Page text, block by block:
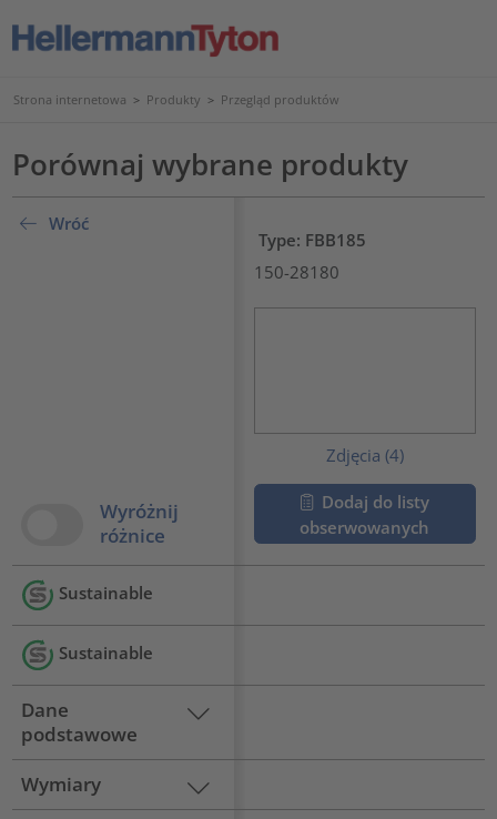
Strona internetowa > Produkty > Przegląd produktów
Porównaj wybrane produkty
Wróć
Wyróżnij
różnice
Type: FBB185
150-28180
Zdjęcia (4)
Dodaj do listy
obserwowanych
Sustainable
Sustainable
Dane
podstawowe
Wymiary